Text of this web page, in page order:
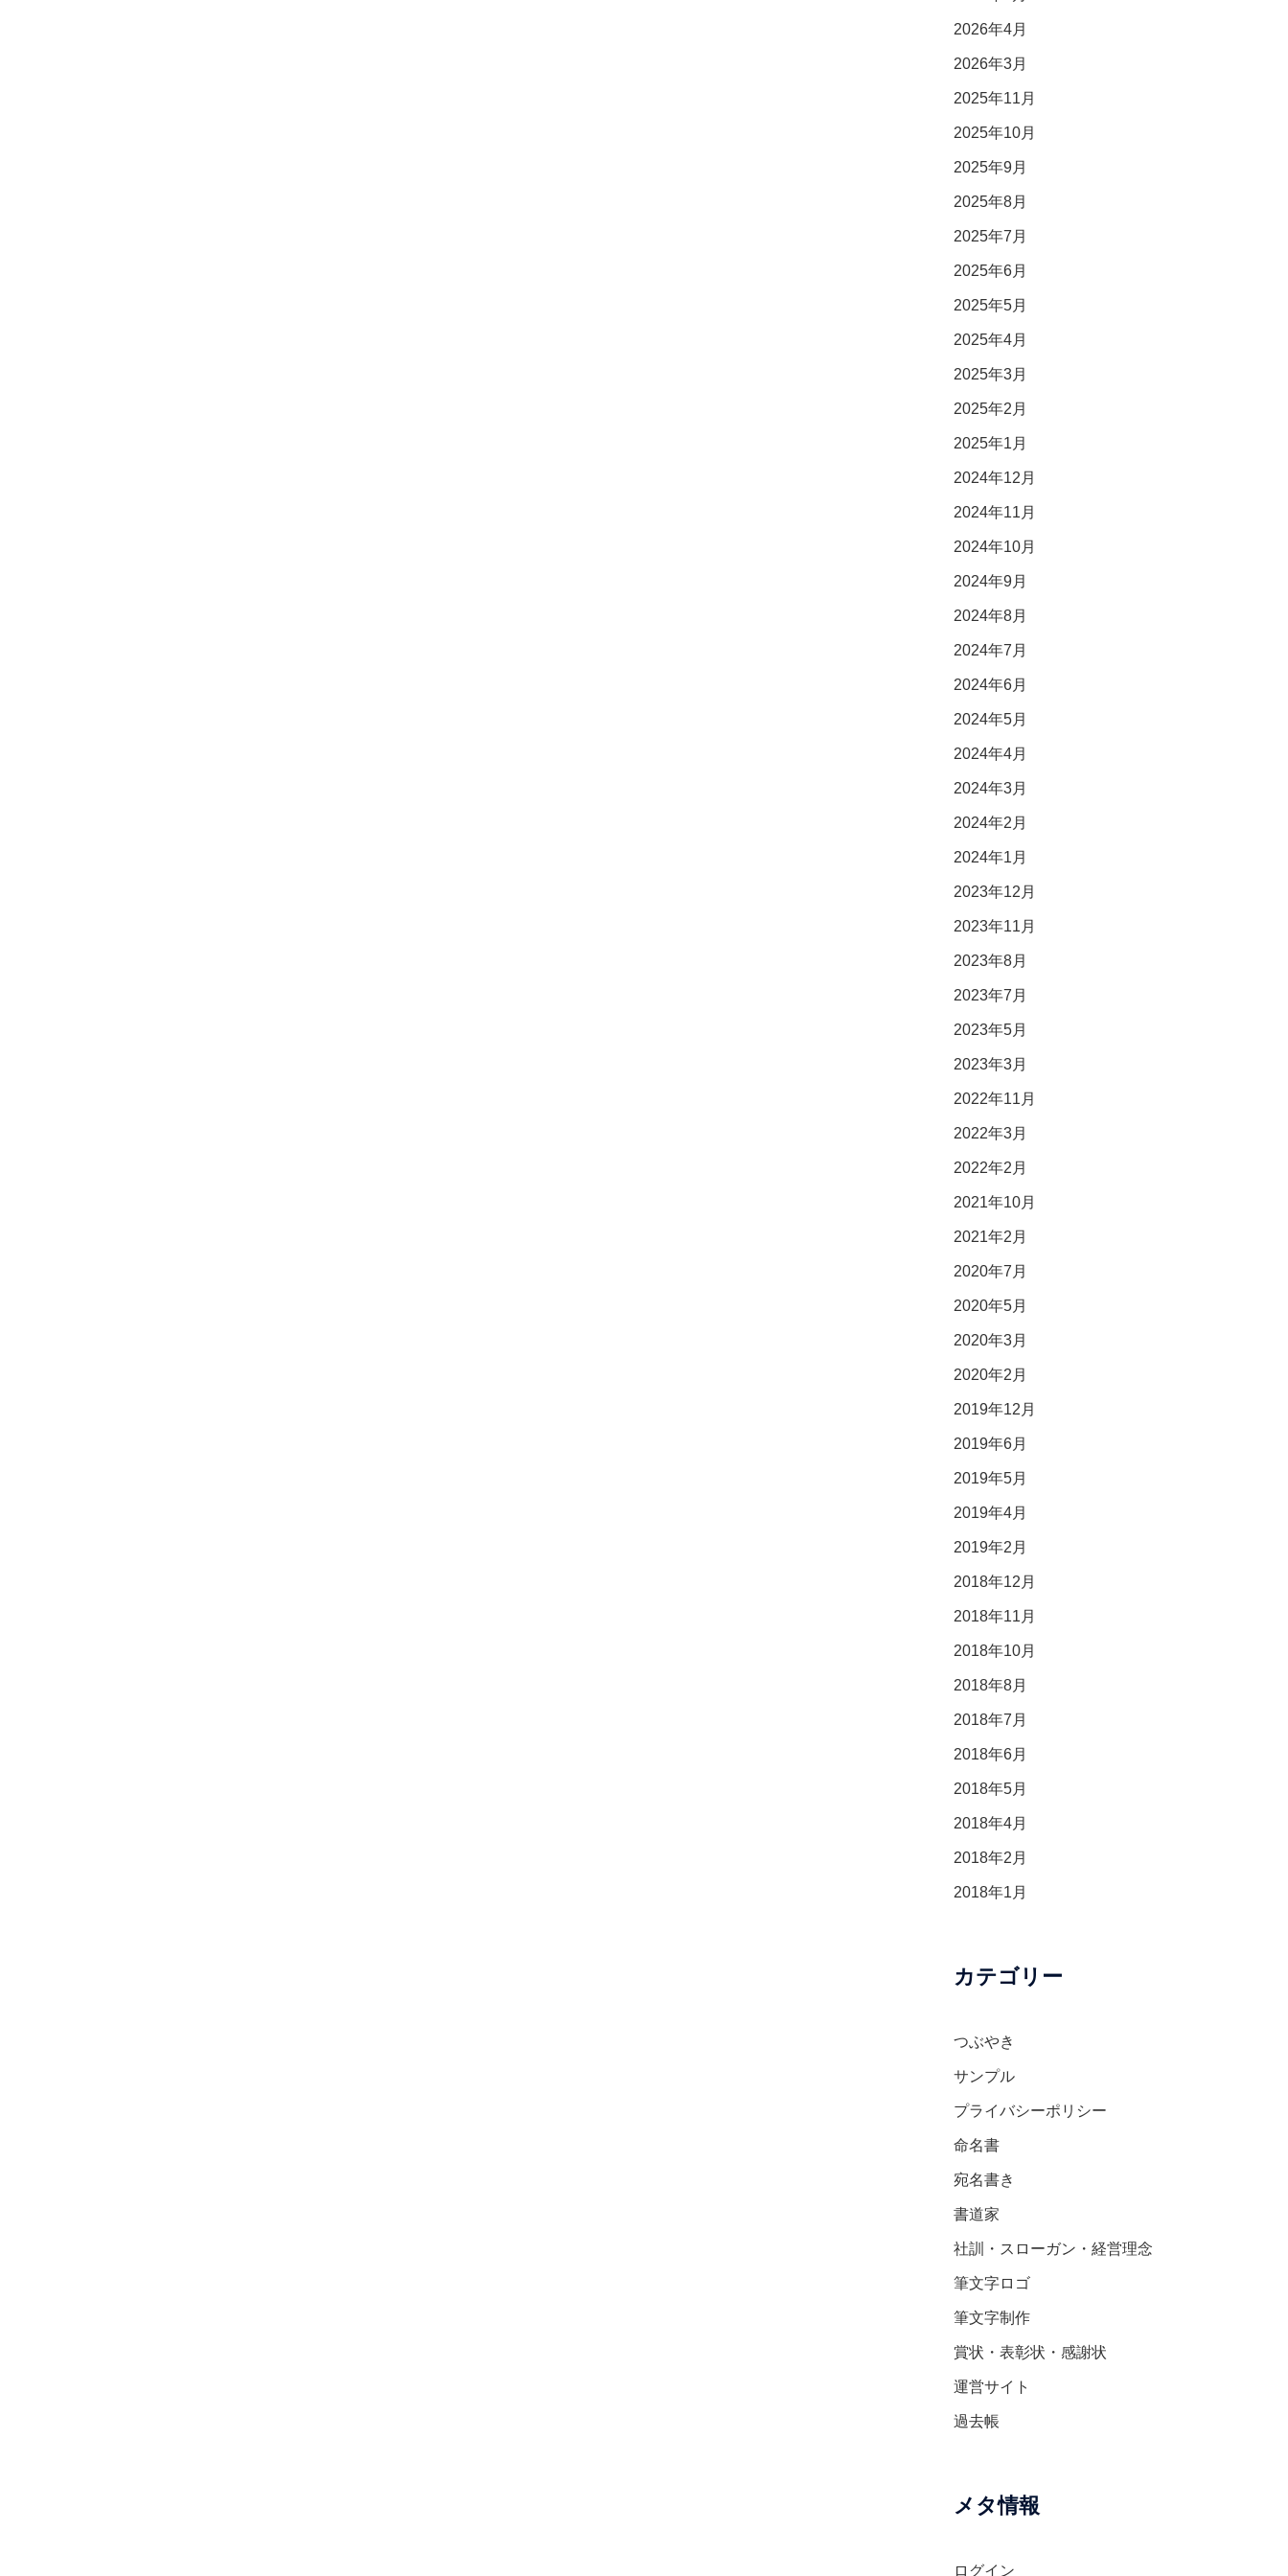
2026年4月
2026年3月
2025年11月
2025年10月
2025年9月
2025年8月
2025年7月
2025年6月
2025年5月
2025年4月
2025年3月
2025年2月
2025年1月
2024年12月
2024年11月
2024年10月
2024年9月
2024年8月
2024年7月
2024年6月
2024年5月
2024年4月
2024年3月
2024年2月
2024年1月
2023年12月
2023年11月
2023年8月
2023年7月
2023年5月
2023年3月
2022年11月
2022年3月
2022年2月
2021年10月
2021年2月
2020年7月
2020年5月
2020年3月
2020年2月
2019年12月
2019年6月
2019年5月
2019年4月
2019年2月
2018年12月
2018年11月
2018年10月
2018年8月
2018年7月
2018年6月
2018年5月
2018年4月
2018年2月
2018年1月
カテゴリー
つぶやき
サンプル
プライバシーポリシー
命名書
宛名書き
書道家
社訓・スローガン・経営理念
筆文字ロゴ
筆文字制作
賞状・表彰状・感謝状
運営サイト
過去帳
メタ情報
ログイン